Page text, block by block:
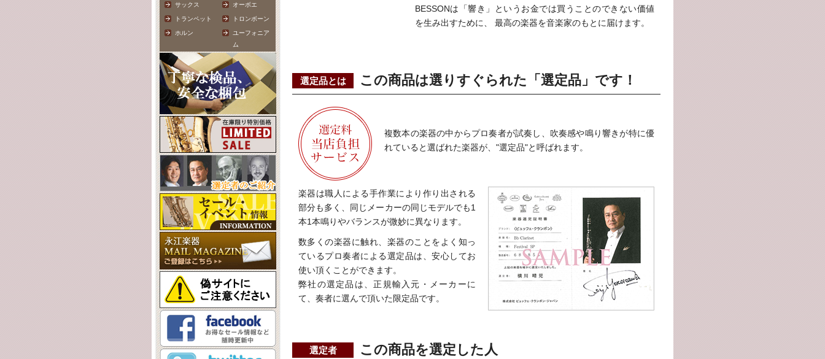
サックス オーボエ
トランペット トロンボーン
ホルン
ユーフォニア
ム
BESSONは「響き」というお金では買うことのできない価値
を生み出すために、 最高の楽器を音楽家のもとに届けます。
選定品とは この商品は選りすぐられた「選定品」です！
複数本の楽器の中からプロ奏者が試奏し、吹奏感や鳴り響きが特に優
れていると選ばれた楽器が、"選定品"と呼ばれます。
楽器は職人による手作業により作り出される
部分も多く、同じメーカーの同じモデルでも1
本1本鳴りやバランスが微妙に異なります。
数多くの楽器に触れ、楽器のことをよく知っ
ているプロ奏者による選定品は、安心してお
使い頂くことができます。
弊社の選定品は、正規輸入元・メーカーに
て、奏者に選んで頂いた限定品です。
選定者 この商品を選定した人